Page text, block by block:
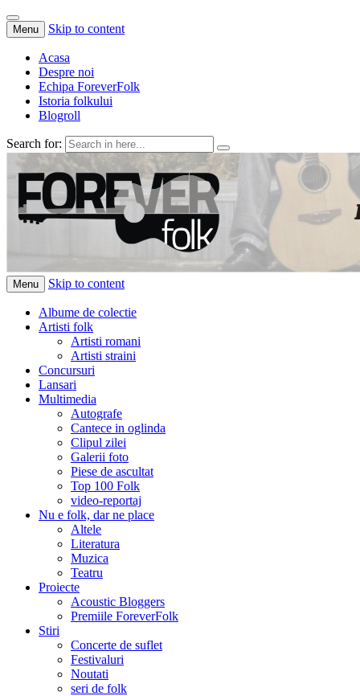
Menu Skip to content
Acasa
Despre noi
Echipa ForeverFolk
Istoria folkului
Blogroll
Search for:
ForeverFolk
Muzica sufletului tau
Menu Skip to content
Albume de colectie
Artisti folk
Artisti romani
Artisti straini
Concursuri
Lansari
Multimedia
Autografe
Cantece in oglinda
Clipul zilei
Galerii foto
Piese de ascultat
Top 100 Folk
video-reportaj
Nu e folk, dar ne place
Altele
Literatura
Muzica
Teatru
Proiecte
Acoustic Bloggers
Premiile ForeverFolk
Stiri
Concerte de suflet
Festivaluri
Noutati
seri de folk